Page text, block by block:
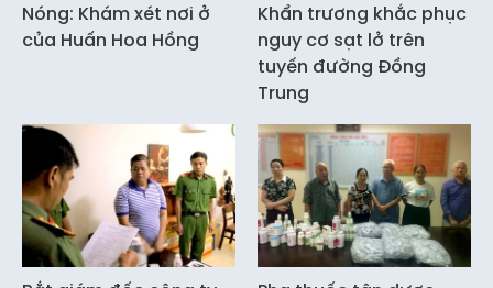
Nóng: Khám xét nơi ở
của Huấn Hoa Hồng
Khẩn trương khắc phục
nguy cơ sạt lở trên
tuyến đường Đồng
Trung